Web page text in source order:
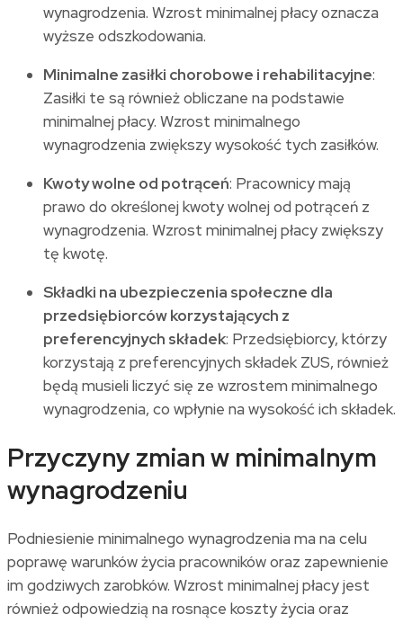
wynagrodzenia. Wzrost minimalnej płacy oznacza
wyższe odszkodowania.
Minimalne zasiłki chorobowe i rehabilitacyjne:
Zasiłki te są również obliczane na podstawie
minimalnej płacy. Wzrost minimalnego
wynagrodzenia zwiększy wysokość tych zasiłków.
Kwoty wolne od potrąceń: Pracownicy mają
prawo do określonej kwoty wolnej od potrąceń z
wynagrodzenia. Wzrost minimalnej płacy zwiększy
tę kwotę.
Składki na ubezpieczenia społeczne dla
przedsiębiorców korzystających z
preferencyjnych składek: Przedsiębiorcy, którzy
korzystają z preferencyjnych składek ZUS, również
będą musieli liczyć się ze wzrostem minimalnego
wynagrodzenia, co wpłynie na wysokość ich składek.
Przyczyny zmian w minimalnym
wynagrodzeniu
Podniesienie minimalnego wynagrodzenia ma na celu
poprawę warunków życia pracowników oraz zapewnienie
im godziwych zarobków. Wzrost minimalnej płacy jest
również odpowiedzią na rosnące koszty życia oraz